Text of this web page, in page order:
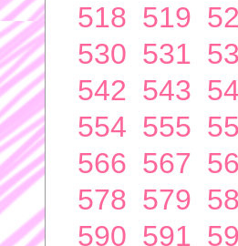
518 519
530 531
542 543
554 555
566 567
578 579
590 591